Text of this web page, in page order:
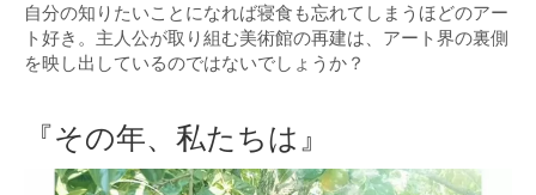
自分の知りたいことになれば寝食も忘れてしまうほどのアー
ト好き。主人公が取り組む美術館の再建は、アート界の裏側
を映し出しているのではないでしょうか？
『その年、私たちは』